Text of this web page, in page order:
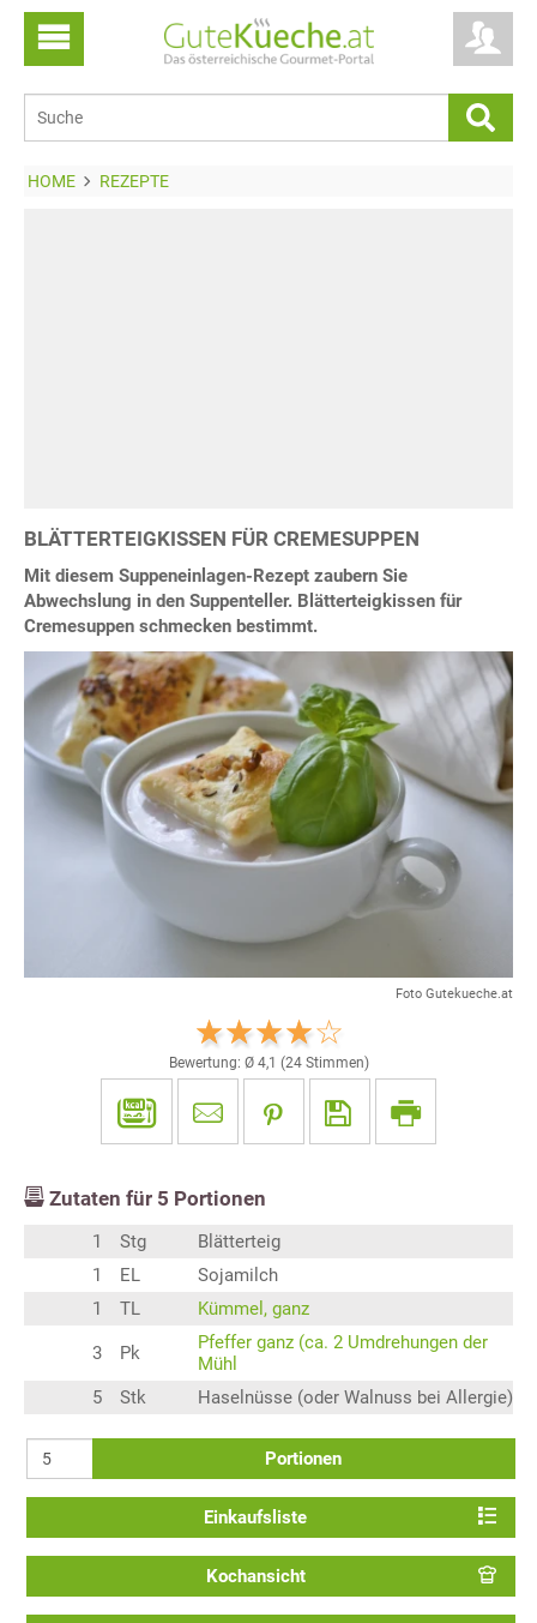
HOME REZEPTE
BLÄTTERTEIGKISSEN FÜR CREMESUPPEN
Mit diesem Suppeneinlagen-Rezept zaubern Sie
Abwechslung in den Suppenteller. Blätterteigkissen für
Cremesuppen schmecken bestimmt.
Foto Gutekueche.at
Bewertung: Ø 4,1 (24Stimmen)
Zutaten für 5 Portionen
1 Stg
Blätterteig
1
EL
Sojamilch
1
TL Kümmel, ganz
3 Pk
Pfeffer ganz (ca. 2 Umdrehungen der
Mühl
5
Stk Haselnüsse (oder Walnuss bei Allergie)
Portionen
Einkaufsliste
Kochansicht